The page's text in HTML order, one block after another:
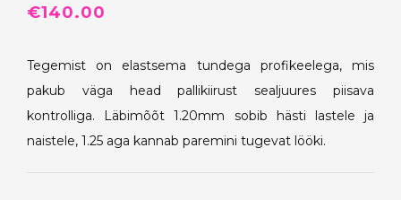
Algne
oli:
€170.00.
€140.00
on:
€140.00.
Tegemist on elastsema tundega profikeelega, mis
pakub väga head pallikiirust sealjuures piisava
kontrolliga. Läbimõõt 1.20mm sobib hästi lastele ja
naistele, 1.25 aga kannab paremini tugevat lööki.